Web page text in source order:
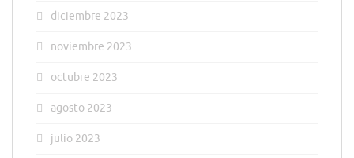
diciembre 2023
noviembre 2023
octubre 2023
agosto 2023
julio 2023